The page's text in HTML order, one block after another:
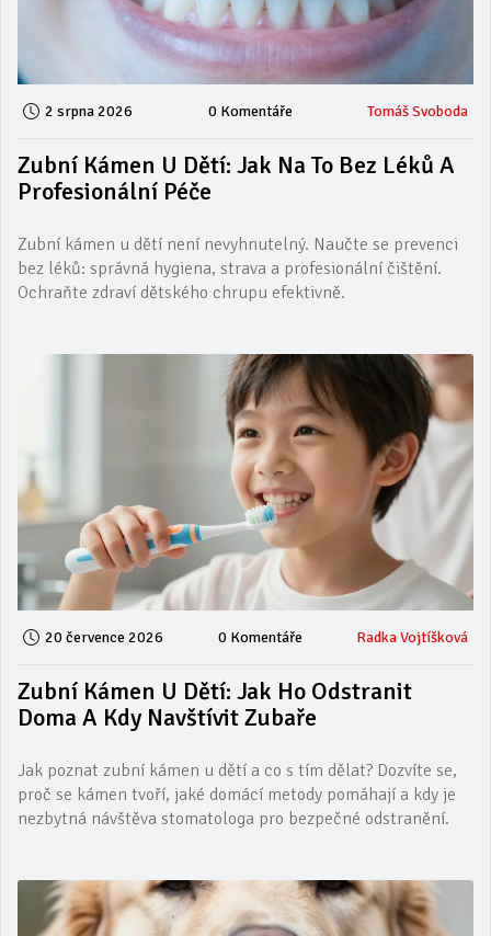
2 srpna 2026 0 Komentáře Tomáš Svoboda
Zubní Kámen U Dětí: Jak Na To Bez Léků A
Profesionální Péče
Zubní kámen u dětí není nevyhnutelný. Naučte se prevenci
bez léků: správná hygiena, strava a profesionální čištění.
Ochraňte zdraví dětského chrupu efektivně.
20 července 2026 0 Komentáře Radka Vojtíšková
Zubní Kámen U Dětí: Jak Ho Odstranit
Doma A Kdy Navštívit Zubaře
Jak poznat zubní kámen u dětí a co s tím dělat? Dozvíte se,
proč se kámen tvoří, jaké domácí metody pomáhají a kdy je
nezbytná návštěva stomatologa pro bezpečné odstranění.